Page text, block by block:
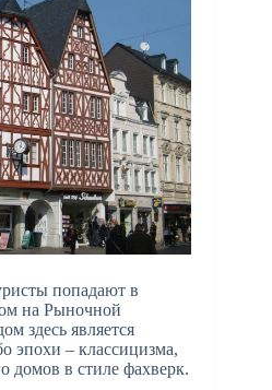
попадают в
на Рыночной
здесь является
эпохи – классицизма,
домов в стиле фахверк.